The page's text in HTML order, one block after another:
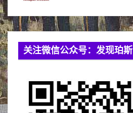
关注微信公众号：发现珀斯